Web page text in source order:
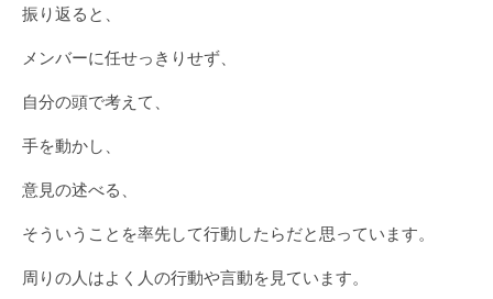
振り返ると、
メンバーに任せっきりせず、
自分の頭で考えて、
手を動かし、
意見の述べる、
そういうことを率先して行動したらだと思っています。
周りの人はよく人の行動や言動を見ています。